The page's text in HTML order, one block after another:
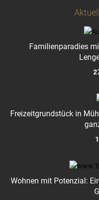
Familienparadies
Freizeitgrundstück in
Wohnen mit Potenzial: